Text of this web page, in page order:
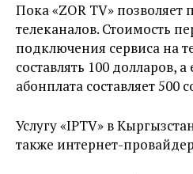
Пока «ZOR TV» позволяет
телеканалов. Стоимость
подключения сервиса на
составлять 100 долларов,
абонплата составляет 500
Услугу «IPTV» в
также интернет-